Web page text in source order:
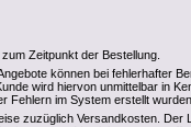
Zeitpunkt der Bestellung.
können bei fehlerhafter
wird hiervon unmittelbar in
Fehlern im System erstellt
zuzüglich Versandkosten. Der